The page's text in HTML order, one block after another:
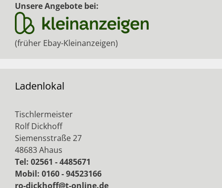
Unsere Angebote bei:
(früher Ebay-Kleinanzeigen)
Ladenlokal
Tischlermeister
Rolf Dickhoff
Siemensstraße 27
48683 Ahaus
Tel: 02561 - 4485671
Mobil: 0160 - 94523166
ro-dickhoff@t-online.de